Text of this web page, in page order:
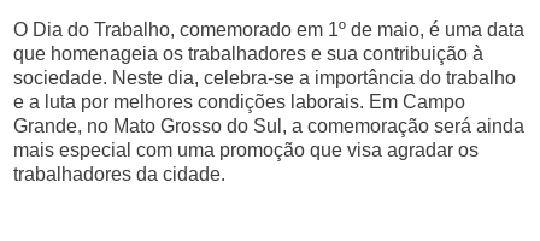
O Dia do Trabalho, comemorado em 1º de maio, é uma data
que homenageia os trabalhadores e sua contribuição à
sociedade. Neste dia, celebra-se a importância do trabalho
e a luta por melhores condições laborais. Em Campo
Grande, no Mato Grosso do Sul, a comemoração será ainda
mais especial com uma promoção que visa agradar os
trabalhadores da cidade.